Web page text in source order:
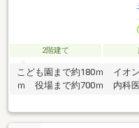
2階建て
こども園まで約180ｍ イオ
ｍ 役場まで約700ｍ 内科医